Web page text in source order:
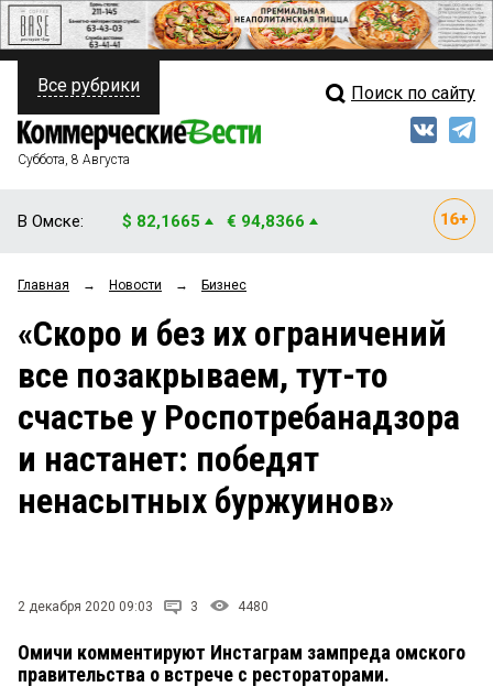
ПОЛИТИКА
ФИНАНСЫ
ОБЩЕСТВО
ЗАКОН
НОВОСТИ КОМПАНИЙ
СТИЛЬ ЖИЗНИ
Свежий выпуск
Рейтинги
Блоги
Архив
Все рубрики Поиск по сайту
Суббота, 8 Августа
В Омске: $ 82,1665 € 94,8366
Главная → Новости → Бизнес
«Скоро и без их ограничений
все позакрываем, тут-то
счастье у Роспотребанадзора
и настанет: победят
ненасытных буржуинов»
2 декабря 2020 09:03 3 4480
Омичи комментируют Инстаграм зампреда омского
правительства о встрече с рестораторами.